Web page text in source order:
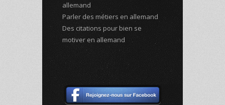
allemand
Parler des métiers en allemand
Des citations pour bien se
motiver en allemand